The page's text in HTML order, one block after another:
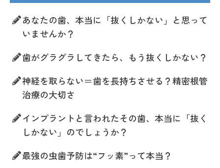
あなたの歯、本当に「抜くしかない」と思って
いませんか？
歯がグラグラしてきたら、もう抜くしかない？
神経を取らない＝歯を長持ちさせる？精密根管
治療の大切さ
インプラントと言われたその歯、本当に「抜く
しかない」のでしょうか？
最強の虫歯予防は“フッ素”って本当？